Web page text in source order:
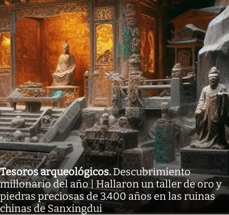
Tesoros arqueológicos.Descubrimiento
millonario del año | Hallaron un taller de oro y
piedras preciosas de 3.400 años en las ruinas
chinas de Sanxingdui